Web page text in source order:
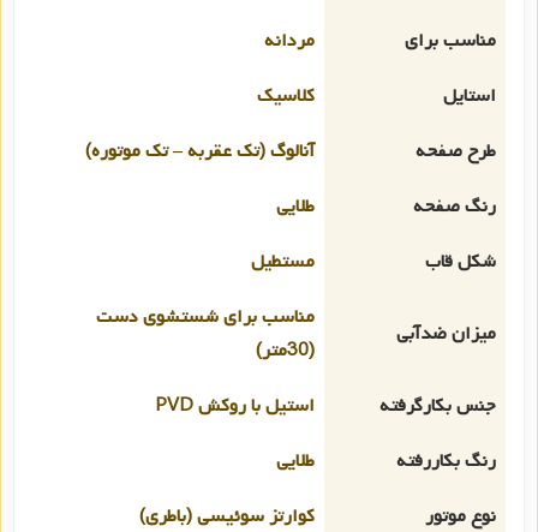
مناسب برای
مردانه
استایل
کلاسیک
طرح صفحه
آنالوگ (تک عقربه – تک موتوره)
رنگ صفحه
طلایی
شکل قاب
مستطیل
میزان ضدآبی
مناسب برای شستشوی دست
(30متر)
جنس بکارگرفته
استیل با روکش PVD
رنگ بکاررفته
طلایی
نوع موتور
کوارتز سوئیسی (باطری)